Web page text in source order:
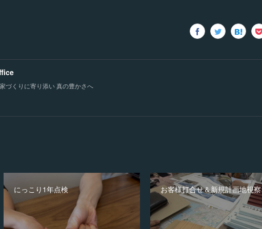
づくりに寄り添い 真の豊かさへ
にっこり1年点検 お客様打合せ＆新規計画地視察